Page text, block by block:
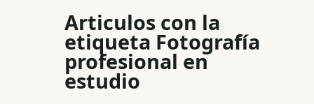
Articulos con la
etiqueta Fotografía
profesional en
estudio